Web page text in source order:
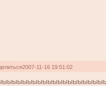
2007-11-16 19:51:02